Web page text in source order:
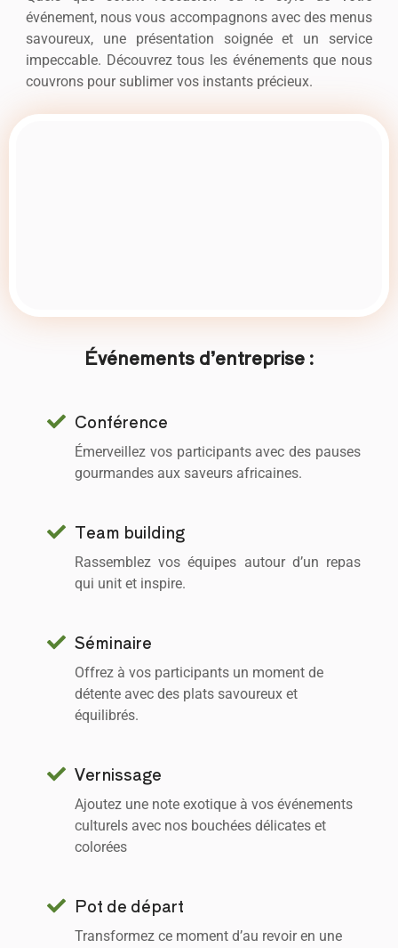
événement, nous vous accompagnons avec des menus
savoureux, une présentation soignée et un service
impeccable. Découvrez tous les événements que nous
couvrons pour sublimer vos instants précieux.
Événements d’entreprise :
Conférence
Émerveillez vos participants avec des pauses
gourmandes aux saveurs africaines.
Team building
Rassemblez vos équipes autour d’un repas
qui unit et inspire.
Séminaire
Offrez à vos participants un moment de
détente avec des plats savoureux et
équilibrés.
Vernissage
Ajoutez une note exotique à vos événements
culturels avec nos bouchées délicates et
colorées
Pot de départ
Transformez ce moment d’au revoir en une